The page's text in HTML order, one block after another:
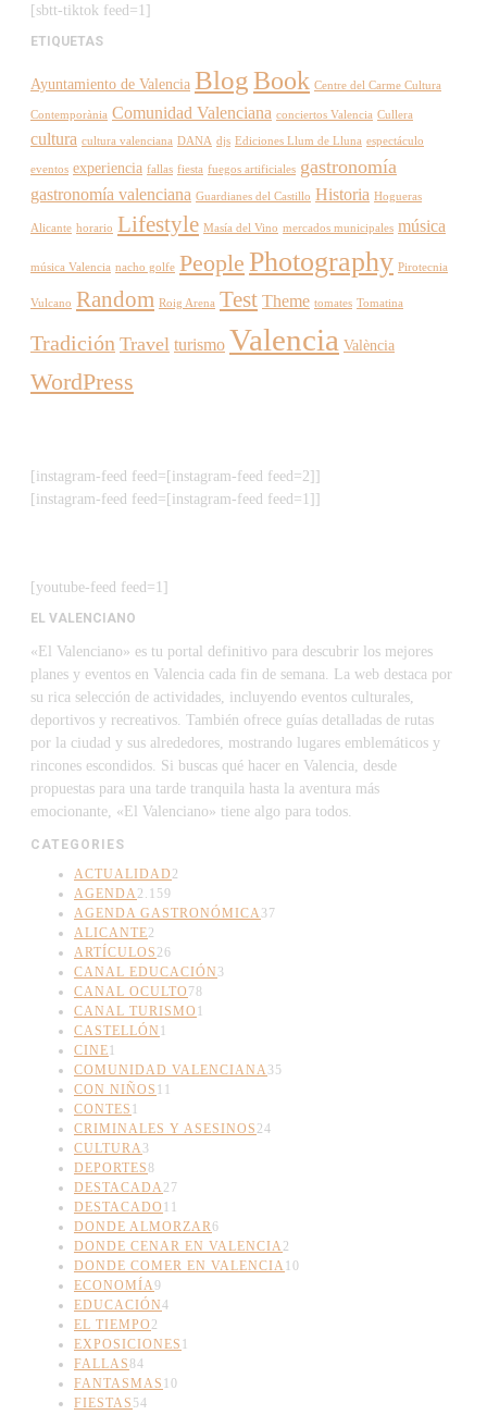
[sbtt-tiktok feed=1]
ETIQUETAS
Ayuntamiento de Valencia BlogBook Centre del Carme Cultura
Contemporània Comunidad Valenciana conciertos Valencia Cullera
cultura cultura valenciana DANA djs Ediciones Llum de Lluna espectáculo
eventos experiencia fallas fiesta fuegos artificiales gastronomía
gastronomía valenciana Guardianes del Castillo Historia Hogueras
Alicante horario Lifestyle Masía del Vino mercados municipales música
música Valencia nacho golfe People Photography Pirotecnia
Vulcano Random Roig Arena Test Theme tomates Tomatina
Tradición Travel turismo Valencia València
WordPress
[instagram-feed feed=[instagram-feed feed=2]]
[instagram-feed feed=[instagram-feed feed=1]]
[youtube-feed feed=1]
EL VALENCIANO
«El Valenciano» es tu portal definitivo para descubrir los mejores
planes y eventos en Valencia cada fin de semana. La web destaca por
su rica selección de actividades, incluyendo eventos culturales,
deportivos y recreativos. También ofrece guías detalladas de rutas
por la ciudad y sus alrededores, mostrando lugares emblemáticos y
rincones escondidos. Si buscas qué hacer en Valencia, desde
propuestas para una tarde tranquila hasta la aventura más
emocionante, «El Valenciano» tiene algo para todos.
CATEGORIES
ACTUALIDAD 2
AGENDA 2.159
AGENDA GASTRONÓMICA 37
ALICANTE2
ARTÍCULOS 26
CANAL EDUCACIÓN 3
CANAL OCULTO 78
CANAL TURISMO 1
CASTELLÓN 1
CINE1
COMUNIDAD VALENCIANA 35
CON NIÑOS 11
CONTES 1
CRIMINALES Y ASESINOS 24
CULTURA 3
DEPORTES8
DESTACADA 27
DESTACADO 11
DONDE ALMORZAR6
DONDE CENAR EN VALENCIA 2
DONDE COMER EN VALENCIA 10
ECONOMÍA9
EDUCACIÓN4
EL TIEMPO 2
EXPOSICIONES 1
FALLAS84
FANTASMAS 10
FIESTAS 54